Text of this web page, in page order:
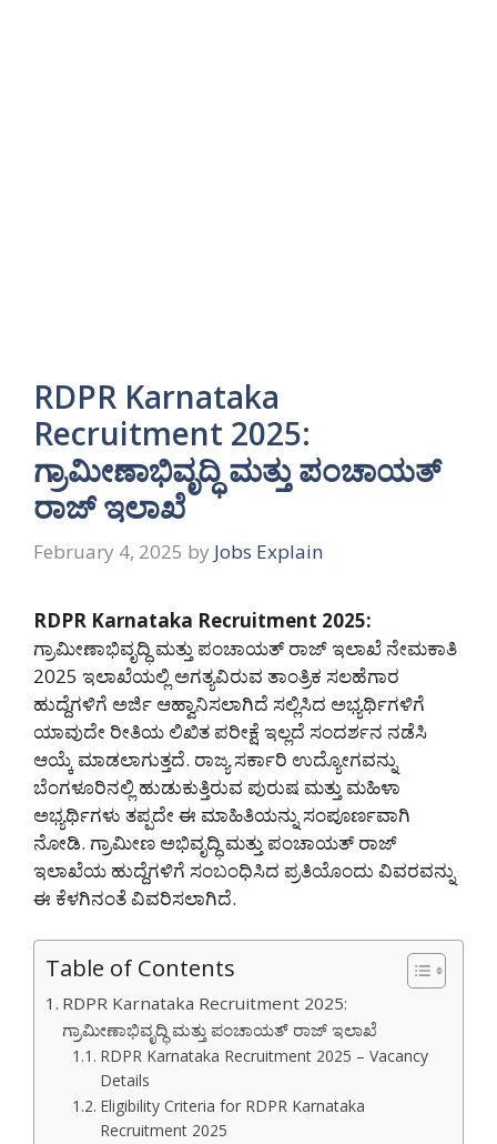
RDPR Karnataka
Recruitment 2025:
ಗ್ರಾಮೀಣಾಭಿವೃದ್ಧಿ ಮತ್ತು ಪಂಚಾಯತ್
ರಾಜ್ ಇಲಾಖೆ
February 4, 2025 by Jobs Explain
RDPR Karnataka Recruitment 2025:
ಗ್ರಾಮೀಣಾಭಿವೃದ್ಧಿ ಮತ್ತು ಪಂಚಾಯತ್ ರಾಜ್ ಇಲಾಖೆ ನೇಮಕಾತಿ
2025 ಇಲಾಖೆಯಲ್ಲಿ ಅಗತ್ಯವಿರುವ ತಾಂತ್ರಿಕ ಸಲಹೆಗಾರ
ಹುದ್ದೆಗಳಿಗೆ ಅರ್ಜಿ ಆಹ್ವಾನಿಸಲಾಗಿದೆ ಸಲ್ಲಿಸಿದ ಅಭ್ಯರ್ಥಿಗಳಿಗೆ
ಯಾವುದೇ ರೀತಿಯ ಲಿಖಿತ ಪರೀಕ್ಷೆ ಇಲ್ಲದೆ ಸಂದರ್ಶನ ನಡೆಸಿ
ಆಯ್ಕೆ ಮಾಡಲಾಗುತ್ತದೆ. ರಾಜ್ಯ ಸರ್ಕಾರಿ ಉದ್ಯೋಗವನ್ನು
ಬೆಂಗಳೂರಿನಲ್ಲಿ ಹುಡುಕುತ್ತಿರುವ ಪುರುಷ ಮತ್ತು ಮಹಿಳಾ
ಅಭ್ಯರ್ಥಿಗಳು ತಪ್ಪದೇ ಈ ಮಾಹಿತಿಯನ್ನು ಸಂಪೂರ್ಣವಾಗಿ
ನೋಡಿ. ಗ್ರಾಮೀಣ ಅಭಿವೃದ್ಧಿ ಮತ್ತು ಪಂಚಾಯತ್ ರಾಜ್
ಇಲಾಖೆಯ ಹುದ್ದೆಗಳಿಗೆ ಸಂಬಂಧಿಸಿದ ಪ್ರತಿಯೊಂದು ವಿವರವನ್ನು
ಈ ಕೆಳಗಿನಂತೆ ವಿವರಿಸಲಾಗಿದೆ.
Table of Contents
RDPR Karnataka Recruitment 2025:
ಗ್ರಾಮೀಣಾಭಿವೃದ್ಧಿ ಮತ್ತು ಪಂಚಾಯತ್ ರಾಜ್ ಇಲಾಖೆ
RDPR Karnataka Recruitment 2025 – Vacancy
Details
Eligibility Criteria for RDPR Karnataka
Recruitment 2025